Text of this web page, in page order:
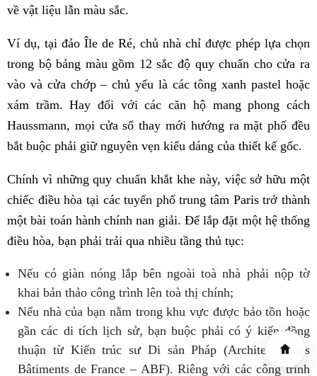
về vật liệu lẫn màu sắc.
Ví dụ, tại đảo Île de Ré, chủ nhà chỉ được phép lựa chọn
trong bộ bảng màu gồm 12 sắc độ quy chuẩn cho cửa ra
vào và cửa chớp – chủ yếu là các tông xanh pastel hoặc
xám trầm. Hay đối với các căn hộ mang phong cách
Haussmann, mọi cửa sổ thay mới hướng ra mặt phố đều
bắt buộc phải giữ nguyên vẹn kiểu dáng của thiết kế gốc.
Chính vì những quy chuẩn khắt khe này, việc sở hữu một
chiếc điều hòa tại các tuyến phố trung tâm Paris trở thành
một bài toán hành chính nan giải. Để lắp đặt một hệ thống
điều hòa, bạn phải trải qua nhiều tầng thủ tục:
Nếu có giàn nóng lắp bên ngoài toà nhà phải nộp tờ
khai bản thảo công trình lên toà thị chính;
Nếu nhà của bạn nằm trong khu vực được bảo tồn hoặc
gần các di tích lịch sử, bạn buộc phải có ý kiến đồng
thuận từ Kiến trúc sư Di sản Pháp (Architectes des
Bâtiments de France – ABF). Riêng với các công trình